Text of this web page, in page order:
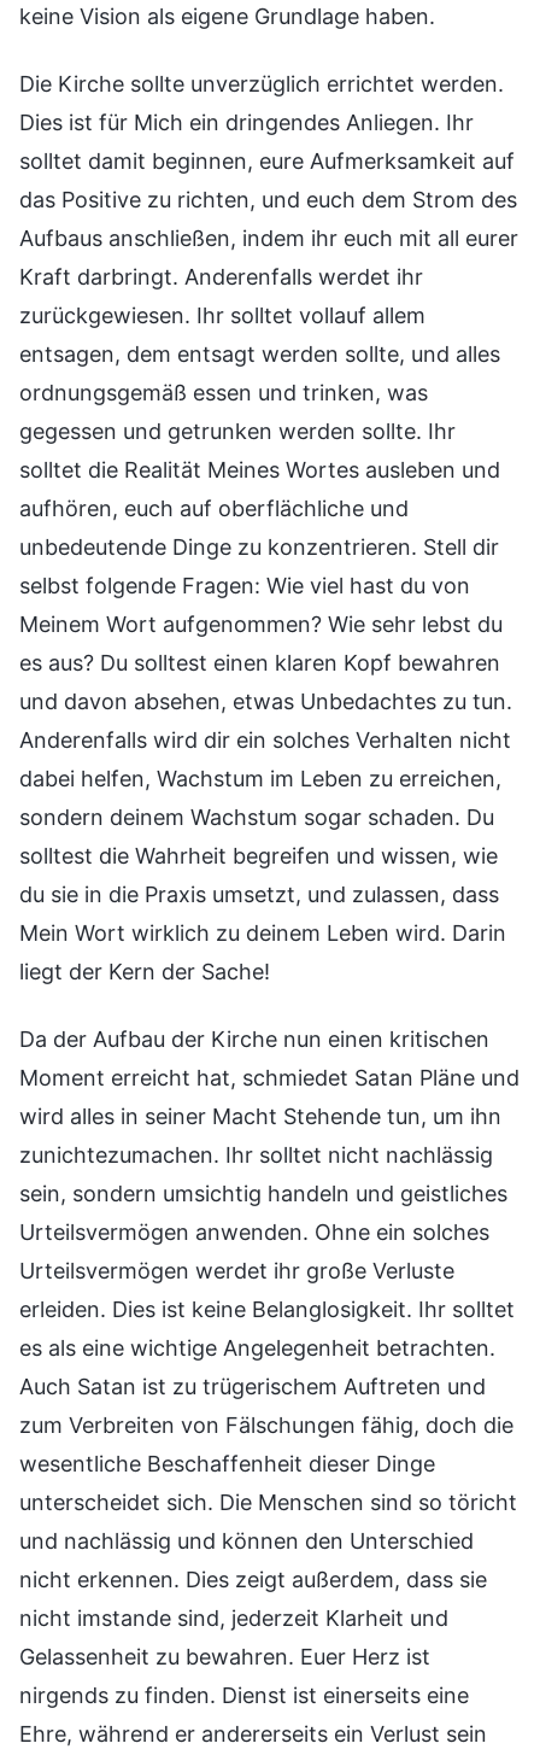
keine Vision als eigene Grundlage haben.
Die Kirche sollte unverzüglich errichtet werden.
Dies ist für Mich ein dringendes Anliegen. Ihr
solltet damit beginnen, eure Aufmerksamkeit auf
das Positive zu richten, und euch dem Strom des
Aufbaus anschließen, indem ihr euch mit all eurer
Kraft darbringt. Anderenfalls werdet ihr
zurückgewiesen. Ihr solltet vollauf allem
entsagen, dem entsagt werden sollte, und alles
ordnungsgemäß essen und trinken, was
gegessen und getrunken werden sollte. Ihr
solltet die Realität Meines Wortes ausleben und
aufhören, euch auf oberflächliche und
unbedeutende Dinge zu konzentrieren. Stell dir
selbst folgende Fragen: Wie viel hast du von
Meinem Wort aufgenommen? Wie sehr lebst du
es aus? Du solltest einen klaren Kopf bewahren
und davon absehen, etwas Unbedachtes zu tun.
Anderenfalls wird dir ein solches Verhalten nicht
dabei helfen, Wachstum im Leben zu erreichen,
sondern deinem Wachstum sogar schaden. Du
solltest die Wahrheit begreifen und wissen, wie
du sie in die Praxis umsetzt, und zulassen, dass
Mein Wort wirklich zu deinem Leben wird. Darin
liegt der Kern der Sache!
Da der Aufbau der Kirche nun einen kritischen
Moment erreicht hat, schmiedet Satan Pläne und
wird alles in seiner Macht Stehende tun, um ihn
zunichtezumachen. Ihr solltet nicht nachlässig
sein, sondern umsichtig handeln und geistliches
Urteilsvermögen anwenden. Ohne ein solches
Urteilsvermögen werdet ihr große Verluste
erleiden. Dies ist keine Belanglosigkeit. Ihr solltet
es als eine wichtige Angelegenheit betrachten.
Auch Satan ist zu trügerischem Auftreten und
zum Verbreiten von Fälschungen fähig, doch die
wesentliche Beschaffenheit dieser Dinge
unterscheidet sich. Die Menschen sind so töricht
und nachlässig und können den Unterschied
nicht erkennen. Dies zeigt außerdem, dass sie
nicht imstande sind, jederzeit Klarheit und
Gelassenheit zu bewahren. Euer Herz ist
nirgends zu finden. Dienst ist einerseits eine
Ehre, während er andererseits ein Verlust sein